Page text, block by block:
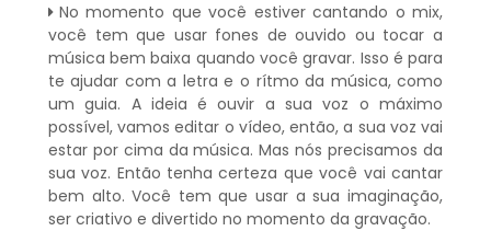
No momento que você estiver cantando o mix,
você tem que usar fones de ouvido ou tocar a
música bem baixa quando você gravar. Isso é para
te ajudar com a letra e o rítmo da música, como
um guia. A ideia é ouvir a sua voz o máximo
possível, vamos editar o vídeo, então, a sua voz vai
estar por cima da música. Mas nós precisamos da
sua voz. Então tenha certeza que você vai cantar
bem alto. Você tem que usar a sua imaginação,
ser criativo e divertido no momento da gravação.